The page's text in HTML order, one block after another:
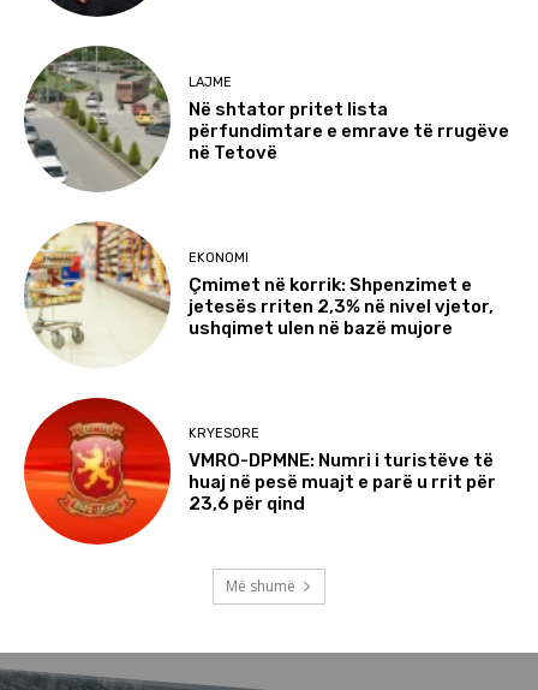
LAJME
Në shtator pritet lista
përfundimtare e emrave të rrugëve
në Tetovë
EKONOMI
Çmimet në korrik: Shpenzimet e
jetesës rriten 2,3% në nivel vjetor,
ushqimet ulen në bazë mujore
KRYESORE
VMRO-DPMNE: Numri i turistëve të
huaj në pesë muajt e parë u rrit për
23,6 për qind
Më shumë